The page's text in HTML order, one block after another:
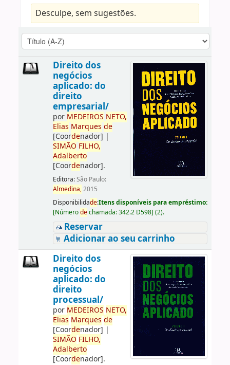
Desculpe, sem sugestões.
Direito dos
negócios
aplicado: do
direito
empresarial/
por MEDEIROS NETO,
Elias Marques de
[Coordenador] |
SIMÃO FILHO,
Adalberto
[Coordenador].
Editora:São Paulo:
Almedina,2015
Disponibilidade:Itens disponíveis para empréstimo:
[Númerodechamada:342.2 D598] (2).
Reservar
Adicionar ao seu carrinho
Direito dos
negócios
aplicado: do
direito
processual/
por MEDEIROS NETO,
Elias Marques de
[Coordenador] |
SIMÃO FILHO,
Adalberto
[Coordenador].